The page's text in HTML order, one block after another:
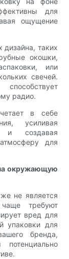
для
ощущение
дизайна, таких
окошки,
или
свечей.
радио.
в себе
усиливая
и создавая
для
окружающую
не является
требуют
вред для
упаковки для
бренда,